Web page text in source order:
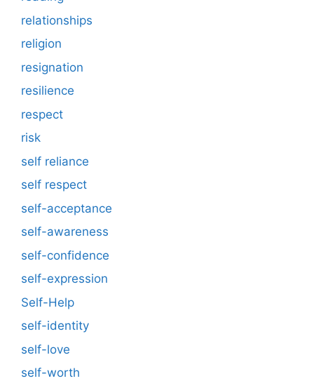
relationships
religion
resignation
resilience
respect
risk
self reliance
self respect
self-acceptance
self-awareness
self-confidence
self-expression
Self-Help
self-identity
self-love
self-worth